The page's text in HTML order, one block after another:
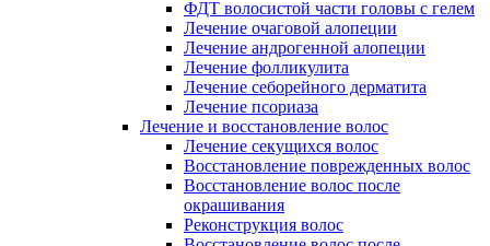
ФДТ волосистой части головы с гелем
Лечение очаговой алопеции
Лечение андрогенной алопеции
Лечение фолликулита
Лечение себорейного дерматита
Лечение псориаза
Лечение и восстановление волос
Лечение секущихся волос
Восстановление поврежденных волос
Восстановление волос после
окрашивания
Реконструкция волос